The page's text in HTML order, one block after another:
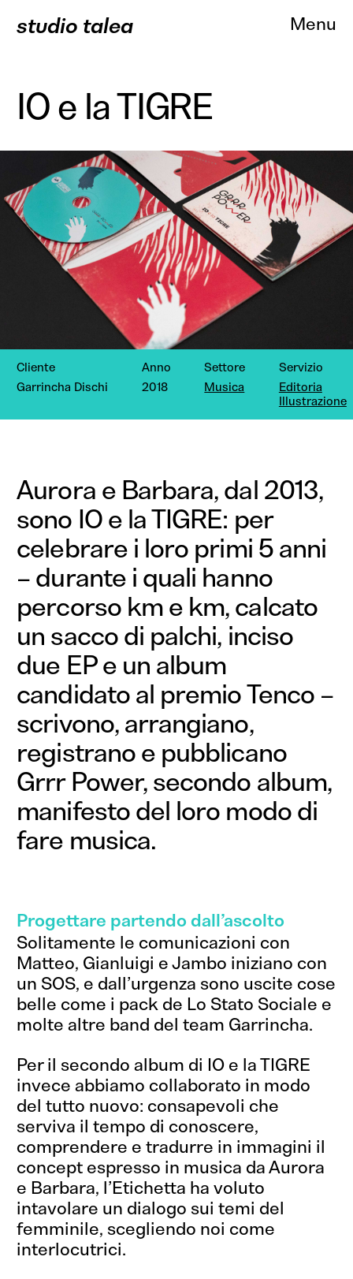
studio talea Menu
About
Progetti
Servizi
Branding Comunicazione Web
Clienti
Contatti
IO e la TIGRE
Cliente
Garrincha Dischi
Anno
2018
Settore
Musica
Servizio
Editoria
Illustrazione
Aurora e Barbara, dal 2013,
sono IO e la TIGRE: per
celebrare i loro primi 5 anni
– durante i quali hanno
percorso km e km, calcato
un sacco di palchi, inciso
due EP e un album
candidato al premio Tenco –
scrivono, arrangiano,
registrano e pubblicano
Grrr Power, secondo album,
manifesto del loro modo di
fare musica.
Progettare partendo dall’ascolto
Solitamente le comunicazioni con
Matteo, Gianluigi e Jambo iniziano con
un SOS, e dall’urgenza sono uscite cose
belle come i pack de Lo Stato Sociale e
molte altre band del team Garrincha.
Per il secondo album di IO e la TIGRE
invece abbiamo collaborato in modo
del tutto nuovo: consapevoli che
serviva il tempo di conoscere,
comprendere e tradurre in immagini il
concept espresso in musica da Aurora
e Barbara, l’Etichetta ha voluto
intavolare un dialogo sui temi del
femminile, scegliendo noi come
interlocutrici.